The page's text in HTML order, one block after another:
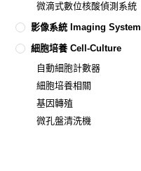
微滴式數位核酸偵測系統
影像系統 Imaging System
細胞培養 Cell-Culture
自動細胞計數器
細胞培養相關
基因轉殖
微孔盤清洗機